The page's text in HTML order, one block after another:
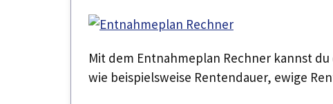
Mit dem Entnahmeplan Rechner kannst
wie beispielsweise Rentendauer, ewige